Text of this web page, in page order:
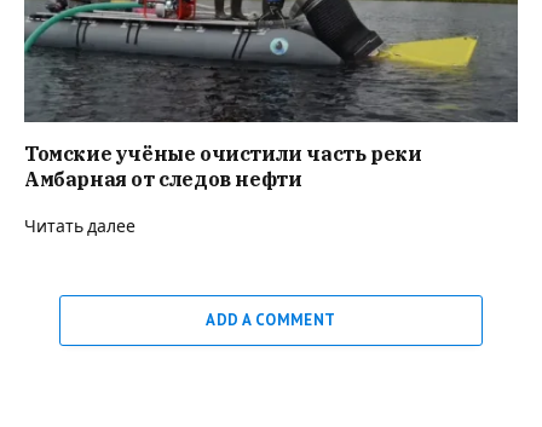
Томские учёные очистили часть реки
Амбарная от следов нефти
Читать далее
ADD A COMMENT